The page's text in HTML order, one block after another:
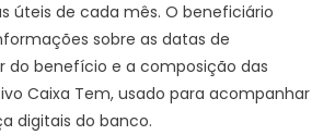
úteis de cada mês. O beneficiário
sobre as datas de
do benefício e a composição das
Caixa Tem, usado para acompanhar
digitais do banco.